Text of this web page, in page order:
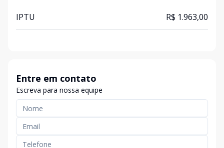
IPTU R$ 1.963,00
Entre em contato
Escreva para nossa equipe